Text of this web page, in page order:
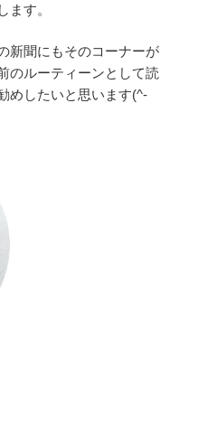
ます。
新聞にもそのコーナーが
のルーティーンとして読
めしたいと思います(^-